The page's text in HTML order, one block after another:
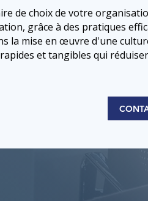
de choix de votre
grâce à des pratiques
la mise en œuvre d'une
rapides et tangibles qui